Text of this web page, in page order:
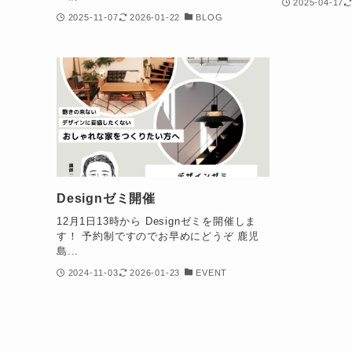
2025-11-07 2026-01-22 BLOG
2025-04-17
Designゼミ開催
12月1日13時から Designゼミを開催しま
す！ 予約制ですのでお早めにどうぞ 鹿児
島...
2024-11-03 2026-01-23 EVENT